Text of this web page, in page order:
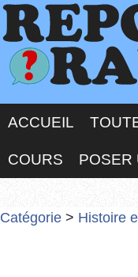
ACCUEIL
COURS POSER
Catégorie > Histoire